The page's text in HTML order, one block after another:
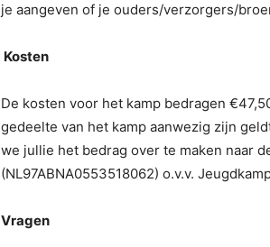
je aangeven of je ouders/verzorgers/
Kosten
De kosten voor het kamp bedragen
gedeelte van het kamp aanwezig zijn
we jullie het bedrag over te maken naar
(NL97ABNA0553518062) o.v.v.
Vragen